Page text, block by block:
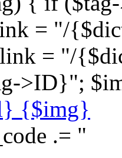
= "/
= "/
>ID}";
{$img}
.= "